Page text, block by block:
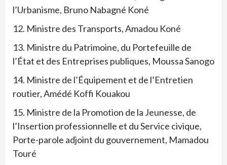
l’Urbanisme, Bruno Nabagné Koné
12. Ministre des Transports, Amadou Koné
13. Ministre du Patrimoine, du Portefeuille de
l’État et des Entreprises publiques, Moussa Sanogo
14. Ministre de l’Équipement et de l’Entretien
routier, Amédé Koffi Kouakou
15. Ministre de la Promotion de la Jeunesse, de
l’Insertion professionnelle et du Service civique,
Porte-parole adjoint du gouvernement, Mamadou
Touré